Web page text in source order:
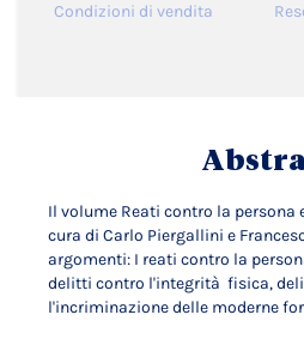
Condizioni di vendita
Il volume Reati contro la persona
cura di Carlo Piergallini e
argomenti: I reati contro la
delitti contro l'integrità fisica,
l'incriminazione delle moderne